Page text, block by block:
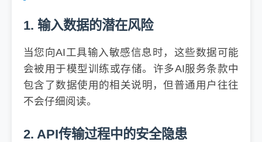
1. 输入数据的潜在风险
当您向AI工具输入敏感信息时，这些数据可能
会被用于模型训练或存储。许多AI服务条款中
包含了数据使用的相关说明，但普通用户往往
不会仔细阅读。
2. API传输过程中的安全隐患